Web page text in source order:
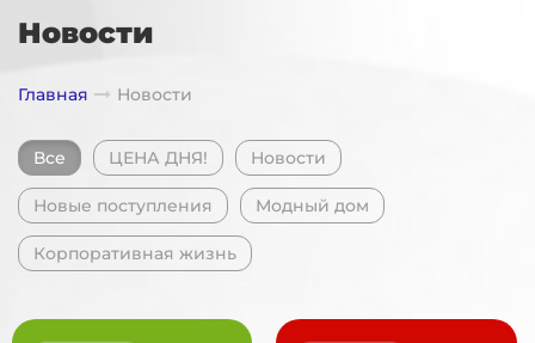
Новости
Главная Новости
Все ЦЕНА ДНЯ! Новости
Новые поступления Модный дом
Корпоративная жизнь